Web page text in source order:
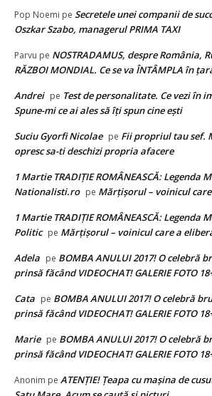
Pop Noemi pe Secretele unei companii de
Oszkar Szabo, managerul PRIMA TAXI
Parvu pe NOSTRADAMUS, despre România,
RĂZBOI MONDIAL. Ce se va ÎNTÂMPLA în
Andrei pe Test de personalitate. Ce vezi în
Spune-mi ce ai ales să îți spun cine ești
Suciu Gyorfi Nicolae pe Fii propriul tau sef.
opresc sa-ti deschizi propria afacere
1 Martie TRADIȚIE ROMÂNEASCĂ: Legenda
Nationalisti.ro pe Mărțișorul – voinicul
1 Martie TRADIȚIE ROMÂNEASCĂ:
Politic pe Mărțișorul – voinicul care a
Adela pe BOMBA ANULUI 2017! O celebră
prinsă făcând VIDEOCHAT! GALERIE FOTO
Cata pe BOMBA ANULUI 2017! O celebră
prinsă făcând VIDEOCHAT! GALERIE FOTO
Marie pe BOMBA ANULUI 2017! O celebră
prinsă făcând VIDEOCHAT! GALERIE FOTO
Anonim pe ATENȚIE! Ţeapa cu maşina de